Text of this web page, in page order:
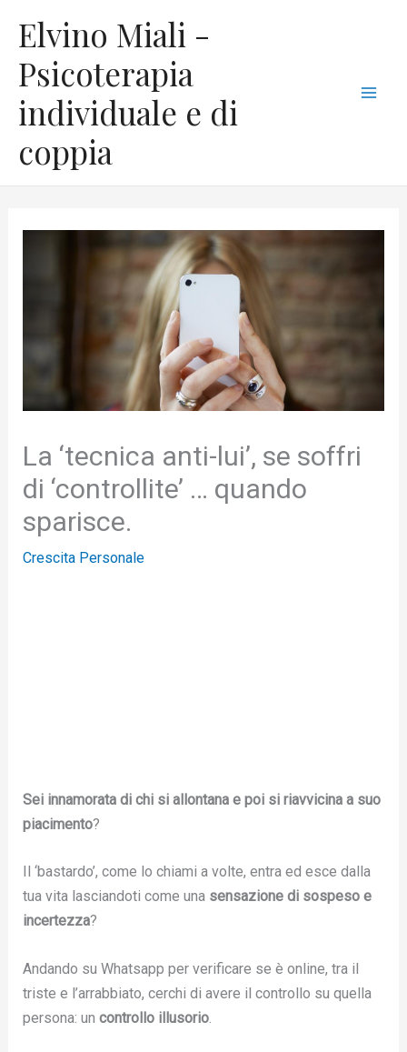
contenuto
Elvino Miali -
Psicoterapia
individuale e di
coppia
La ‘tecnica anti-lui’, se soffri
di ‘controllite’ … quando
sparisce.
Crescita Personale
Sei innamorata di chi si allontana e poi si riavvicina a suo
piacimento?
Il ‘bastardo’, come lo chiami a volte, entra ed esce dalla
tua vita lasciandoti come una sensazione di sospeso e
incertezza?
Andando su Whatsapp per verificare se è online, tra il
triste e l’arrabbiato, cerchi di avere il controllo su quella
persona: un controllo illusorio.
a
t
e
g
o
r